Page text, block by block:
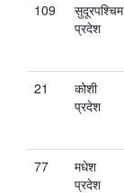
109
सुदूरपश्चिम
प्रदेश
21
कोशी
प्रदेश
77
मधेश
प्रदेश